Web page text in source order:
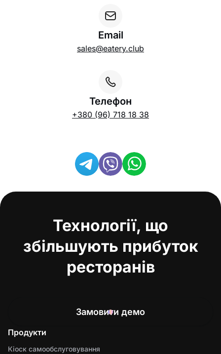
Email
sales@eatery.club
Телефон
+380 (96) 718 18 38
Технології, що
збільшують прибуток
ресторанів
Замовити демо
Продукти
Кіоск самообслуговування